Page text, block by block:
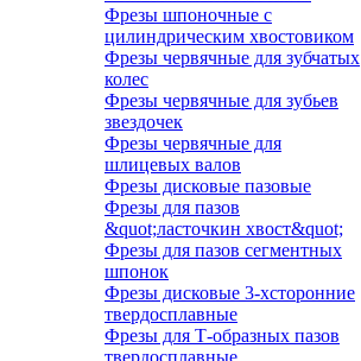
Фрезы шпоночные с
цилиндрическим хвостовиком
Фрезы червячные для зубчатых
колес
Фрезы червячные для зубьев
звездочек
Фрезы червячные для
шлицевых валов
Фрезы дисковые пазовые
Фрезы для пазов
&quot;ласточкин хвост&quot;
Фрезы для пазов сегментных
шпонок
Фрезы дисковые 3-хсторонние
твердосплавные
Фрезы для Т-образных пазов
твердосплавные